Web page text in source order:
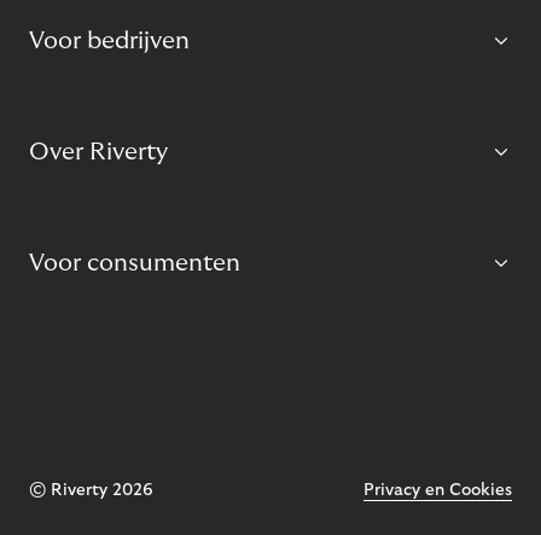
Voor bedrijven
Over Riverty
Voor consumenten
© Riverty 2026 Privacy en Cookies